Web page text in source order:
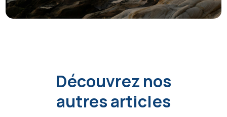
Découvrez nos
autres articles